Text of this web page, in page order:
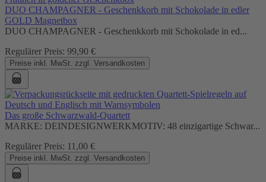
DUO CHAMPAGNER - Geschenkkorb mit Schokolade in edler
GOLD Magnetbox
DUO CHAMPAGNER - Geschenkkorb mit Schokolade in ed...
Regulärer Preis: 99,90 €
Preise inkl. MwSt. zzgl. Versandkosten
Das große Schwarzwald-Quartett
MARKE: DEINDESIGNWERKMOTIV: 48 einzigartige Schwar...
Regulärer Preis: 11,00 €
Preise inkl. MwSt. zzgl. Versandkosten